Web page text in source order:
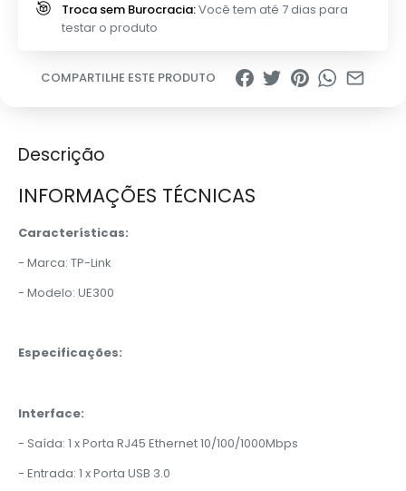
Troca sem Burocracia:Você tem até 7 dias para
testar o produto
COMPARTILHE ESTE PRODUTO
Descrição
INFORMAÇÕES TÉCNICAS
Características:
- Marca: TP-Link
- Modelo: UE300
Especificações:
Interface:
- Saída: 1 x Porta RJ45 Ethernet 10/100/1000Mbps
- Entrada: 1 x Porta USB 3.0